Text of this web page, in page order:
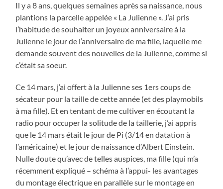
Il y a 8 ans, quelques semaines après sa naissance, nous
plantions la parcelle appelée « La Julienne ». J’ai pris
l’habitude de souhaiter un joyeux anniversaire à la
Julienne le jour de l’anniversaire de ma fille, laquelle me
demande souvent des nouvelles de la Julienne, comme si
c’était sa soeur.
Ce 14 mars, j’ai offert à la Julienne ses 1ers coups de
sécateur pour la taille de cette année (et des playmobils
à ma fille). Et en tentant de me cultiver en écoutant la
radio pour occuper la solitude de la taillerie, j’ai appris
que le 14 mars était le jour de Pi (3/14 en datation à
l’américaine) et le jour de naissance d’Albert Einstein.
Nulle doute qu’avec de telles auspices, ma fille (qui m’a
récemment expliqué – schéma à l’appui- les avantages
du montage électrique en parallèle sur le montage en